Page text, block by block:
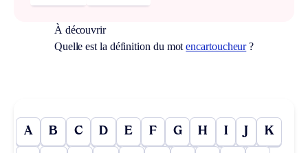
À découvrir
Quelle est la définition du motencartoucheur?
A B C D E F G H I J K